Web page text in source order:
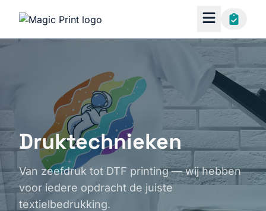
Druktechnieken
Van zeefdruk tot DTF printing — wij hebben
voor iedere opdracht de juiste
textielbedrukking.